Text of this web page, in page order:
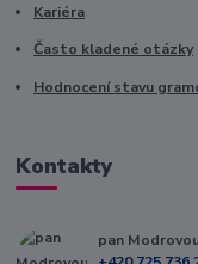
Kariéra
Často kladené otázky
Hodnocení stavu
Kontakty
pan